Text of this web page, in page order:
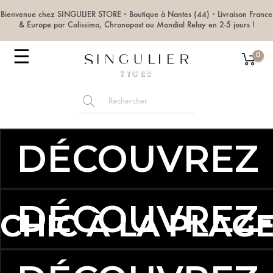
Bienvenue chez SINGULIER STORE ◦ Boutique à Nantes (44) ◦ Livraison France
& Europe par Colissimo, Chronopost ou Mondial Relay en 2-5 jours !
0
Basculer
navigation
☰
SUBLIMEZ
3, 2, 1...TABLE
CHIC À LA